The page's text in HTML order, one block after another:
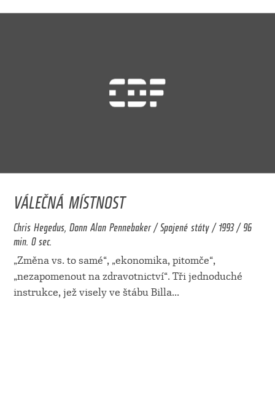
VÁLEČNÁ MÍSTNOST
Chris Hegedus, Donn Alan Pennebaker / Spojené státy / 1993 / 96
min. 0 sec.
„Změna vs. to samé“, „ekonomika, pitomče“,
„nezapomenout na zdravotnictví“. Tři jednoduché
instrukce, jež visely ve štábu Billa...